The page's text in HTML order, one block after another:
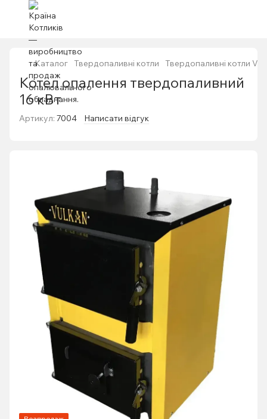
Каталог Твердопаливні котли Твердопаливні котли
Котел опалення твердопаливний
16 кВт
Артикул: 7004 Написати відгук